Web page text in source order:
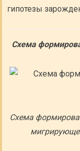
гипотезы
Схема
Схема